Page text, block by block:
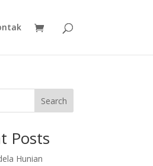
Search
Posts
Hunian